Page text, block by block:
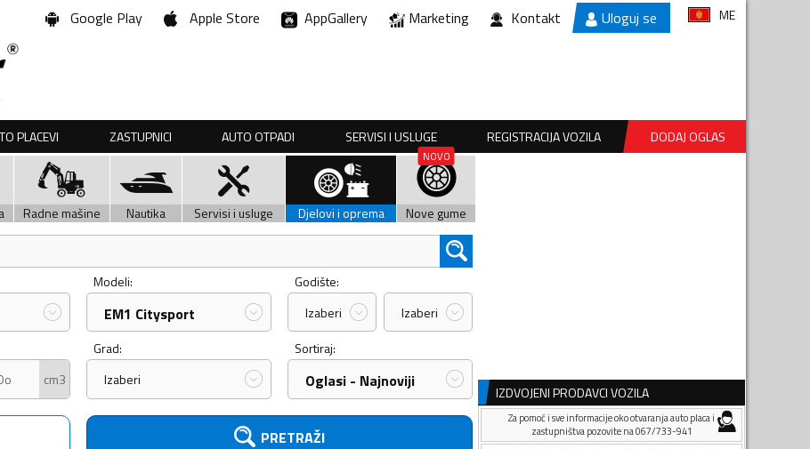
Google Play Apple Store AppGallery Marketing Kontakt Uloguj se ME
PLACEVI ZASTUPNICI AUTO OTPADI SERVISI I USLUGE REGISTRACIJA VOZILA DODAJ OGLAS
Radne mašine Nautika Servisi i usluge Djelovi i oprema Nove gume
Modeli:
EM1 Citysport
Godište:
Izaberi
Izaberi
cm3
Grad:
Izaberi
Sortiraj:
Oglasi - Najnoviji
PRETRAŽI
IZDVOJENI PRODAVCI VOZILA
Za pomoć i sve informacije oko otvaranja auto placa i
zastupništva pozovite na 067/733-941